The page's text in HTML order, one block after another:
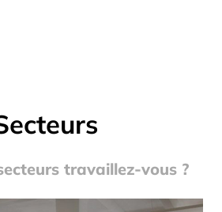
travaillez-vous ?